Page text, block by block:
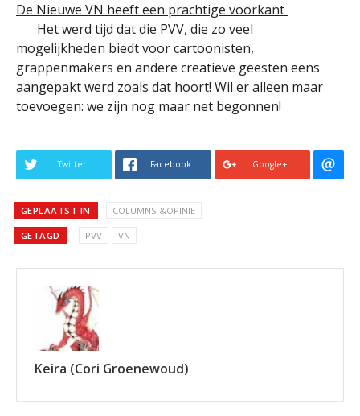
De Nieuwe VN heeft een prachtige voorkant
Het werd tijd dat die PVV, die zo veel
mogelijkheden biedt voor cartoonisten,
grappenmakers en andere creatieve geesten eens
aangepakt werd zoals dat hoort! Wil er alleen maar
toevoegen: we zijn nog maar net begonnen!
Twitter Facebook Google+
GEPLAATST IN COLUMNS &OPINIE
GETAGD PVV VN
Keira (Cori Groenewoud)